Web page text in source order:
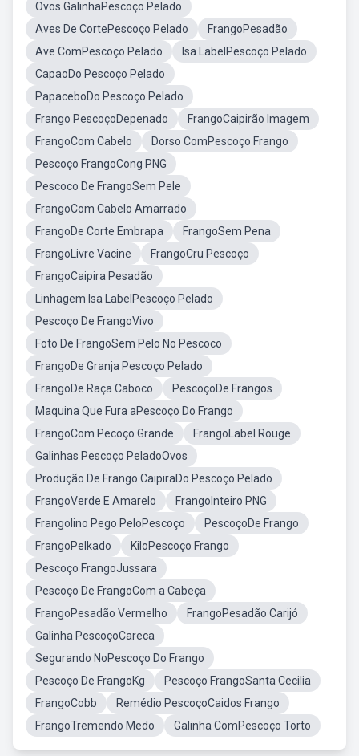
Ovos GalinhaPescoço Pelado
Aves De CortePescoço Pelado
FrangoPesadão
Ave ComPescoço Pelado
Isa LabelPescoço Pelado
CapaoDo Pescoço Pelado
PapaceboDo Pescoço Pelado
Frango PescoçoDepenado
FrangoCaipirão Imagem
FrangoCom Cabelo
Dorso ComPescoço Frango
Pescoço FrangoCong PNG
Pescoco De FrangoSem Pele
FrangoCom Cabelo Amarrado
FrangoDe Corte Embrapa
FrangoSem Pena
FrangoLivre Vacine
FrangoCru Pescoço
FrangoCaipira Pesadão
Linhagem Isa LabelPescoço Pelado
Pescoço De FrangoVivo
Foto De FrangoSem Pelo No Pescoco
FrangoDe Granja Pescoço Pelado
FrangoDe Raça Caboco
PescoçoDe Frangos
Maquina Que Fura aPescoço Do Frango
FrangoCom Pecoço Grande
FrangoLabel Rouge
Galinhas Pescoço PeladoOvos
Produção De Frango CaipiraDo Pescoço Pelado
FrangoVerde E Amarelo
FrangoInteiro PNG
Frangolino Pego PeloPescoço
PescoçoDe Frango
FrangoPelkado
KiloPescoço Frango
Pescoço FrangoJussara
Pescoço De FrangoCom a Cabeça
FrangoPesadão Vermelho
FrangoPesadão Carijó
Galinha PescoçoCareca
Segurando NoPescoço Do Frango
Pescoço De FrangoKg
Pescoço FrangoSanta Cecilia
FrangoCobb
Remédio PescoçoCaidos Frango
FrangoTremendo Medo
Galinha ComPescoço Torto